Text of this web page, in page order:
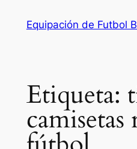
Equipación de Futbol
Etiqueta:
camisetas